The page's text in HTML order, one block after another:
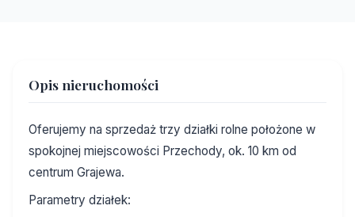
Opis nieruchomości
Oferujemy na sprzedaż trzy działki rolne położone w
spokojnej miejscowości Przechody, ok. 10 km od
centrum Grajewa.
Parametry działek: